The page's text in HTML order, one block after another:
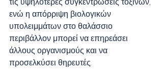
ενώ η απόρριψη βιολογικών
υπολειμμάτων στο θαλάσσιο
περιβάλλον μπορεί να επηρεάσει
άλλους οργανισμούς και να
προσελκύσει θηρευτές.